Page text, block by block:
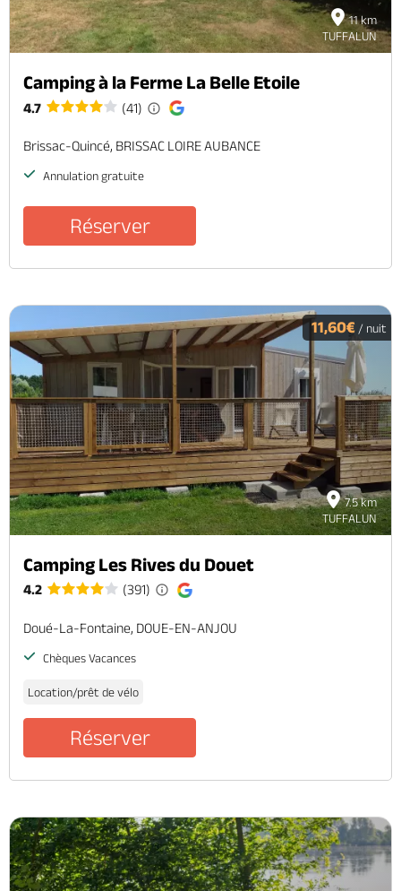
11 km
TUFFALUN
Camping à la Ferme La Belle Etoile
4.7 (41)
Brissac-Quincé, BRISSAC LOIRE AUBANCE
Annulation gratuite
Réserver
7.5 km
TUFFALUN
11,60€ / nuit
Camping Les Rives du Douet
4.2 (391)
Doué-La-Fontaine, DOUE-EN-ANJOU
Chèques Vacances
Location/prêt de vélo
Réserver